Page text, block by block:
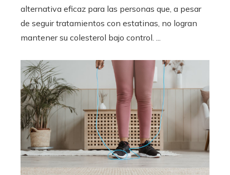
alternativa eficaz para las personas que, a pesar
de seguir tratamientos con estatinas, no logran
mantener su colesterol bajo control. ...